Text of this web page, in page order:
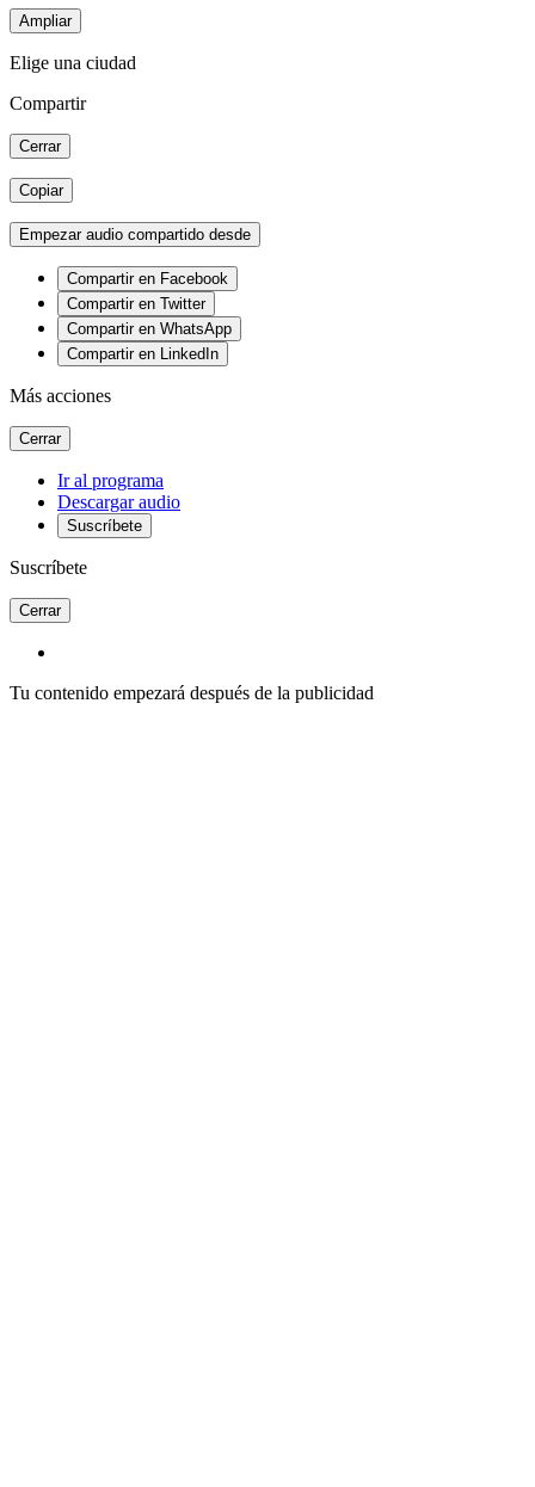
Ampliar
Elige una ciudad
Compartir
Cerrar
Copiar
Empezar audio compartido desde
Compartir en Facebook
Compartir en Twitter
Compartir en WhatsApp
Compartir en LinkedIn
Más acciones
Cerrar
Ir al programa
Descargar audio
Suscríbete
Suscríbete
Cerrar
Tu contenido empezará después de la publicidad